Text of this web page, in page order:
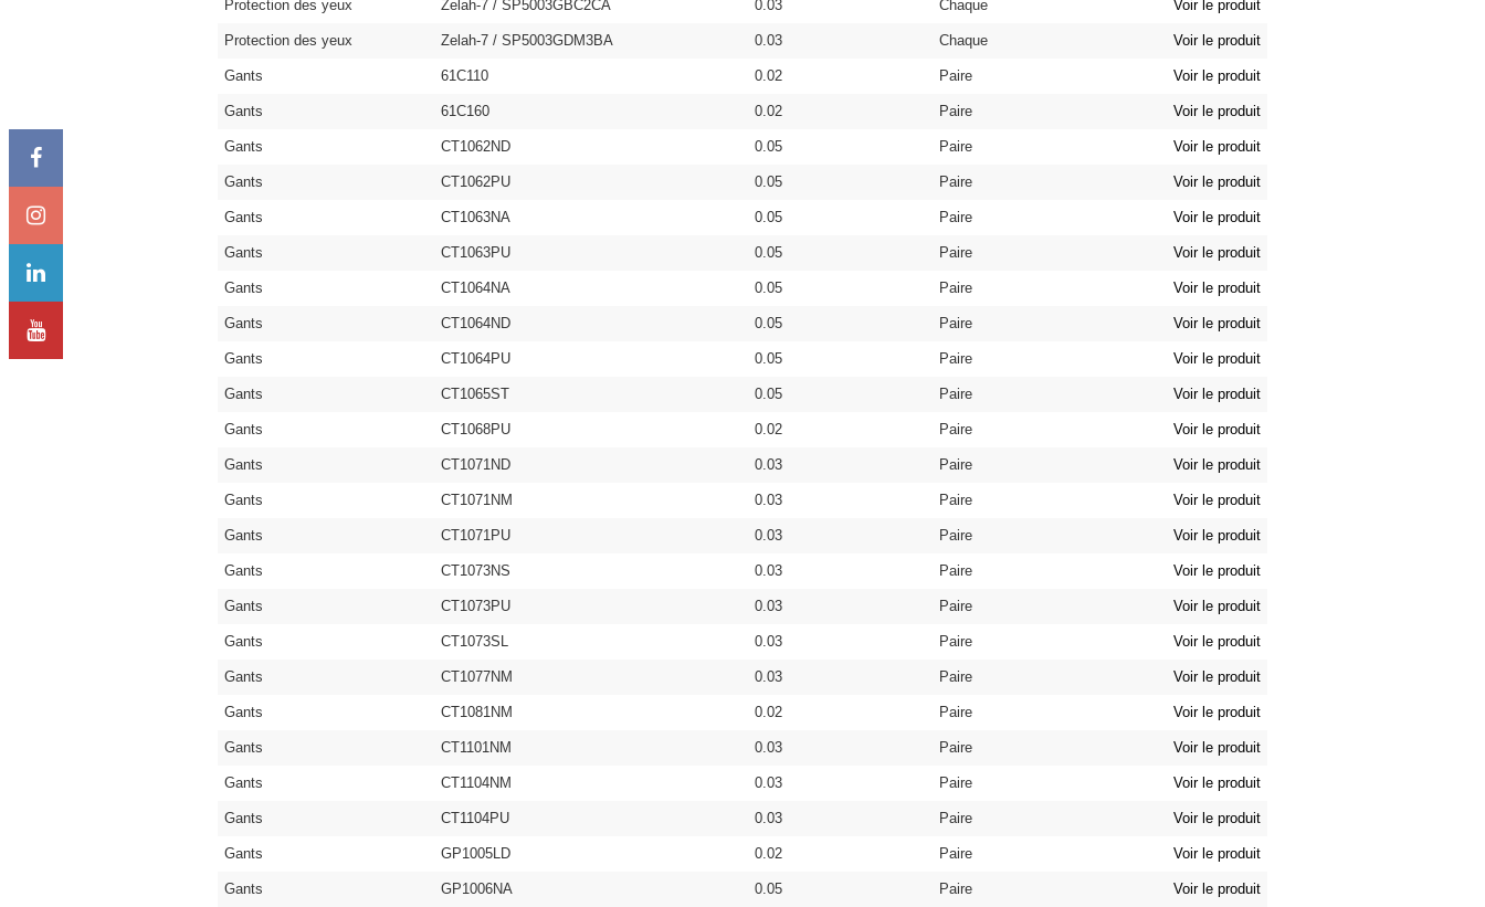
Protection des yeux Zelah-7 / SP5003GBC2CA 0.03 Chaque Voir le produit
Protection des yeux Zelah-7 / SP5003GDM3BA 0.03 Chaque Voir le produit
Gants 61C110 0.02 Paire Voir le produit
Gants 61C160 0.02 Paire Voir le produit
Gants CT1062ND 0.05 Paire Voir le produit
Gants CT1062PU 0.05 Paire Voir le produit
Gants CT1063NA 0.05 Paire Voir le produit
Gants CT1063PU 0.05 Paire Voir le produit
Gants CT1064NA 0.05 Paire Voir le produit
Gants CT1064ND 0.05 Paire Voir le produit
Gants CT1064PU 0.05 Paire Voir le produit
Gants CT1065ST 0.05 Paire Voir le produit
Gants CT1068PU 0.02 Paire Voir le produit
Gants CT1071ND 0.03 Paire Voir le produit
Gants CT1071NM 0.03 Paire Voir le produit
Gants CT1071PU 0.03 Paire Voir le produit
Gants CT1073NS 0.03 Paire Voir le produit
Gants CT1073PU 0.03 Paire Voir le produit
Gants CT1073SL 0.03 Paire Voir le produit
Gants CT1077NM 0.03 Paire Voir le produit
Gants CT1081NM 0.02 Paire Voir le produit
Gants CT1101NM 0.03 Paire Voir le produit
Gants CT1104NM 0.03 Paire Voir le produit
Gants CT1104PU 0.03 Paire Voir le produit
Gants GP1005LD 0.02 Paire Voir le produit
Gants GP1006NA 0.05 Paire Voir le produit